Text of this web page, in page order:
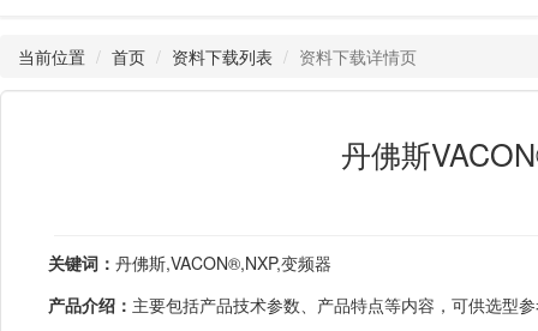
当前位置 首页 资料下载列表 资料下载详情页
丹佛斯
关键词： 丹佛斯,VACON®,NXP,变频器
产品介绍： 主要包括产品技术参数、产品特点等内容，可供选型